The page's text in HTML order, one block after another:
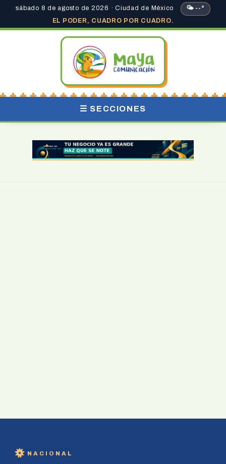
sábado 8 de agosto de 2026 · Ciudad de México
🌤 --°
EL PODER, CUADRO POR CUADRO.
☰ SECCIONES
NACIONAL